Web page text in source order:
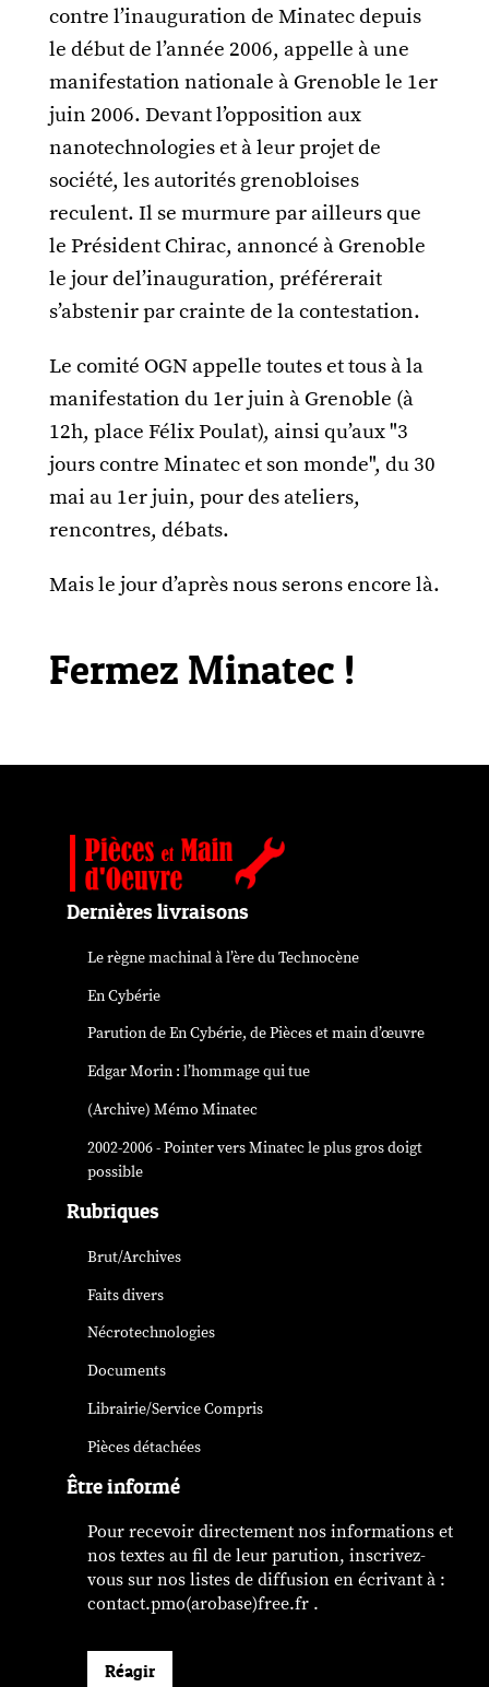
contre l’inauguration de Minatec depuis
le début de l’année 2006, appelle à une
manifestation nationale à Grenoble le 1er
juin 2006. Devant l’opposition aux
nanotechnologies et à leur projet de
société, les autorités grenobloises
reculent. Il se murmure par ailleurs que
le Président Chirac, annoncé à Grenoble
le jour del’inauguration, préférerait
s’abstenir par crainte de la contestation.
Le comité OGN appelle toutes et tous à la
manifestation du 1er juin à Grenoble (à
12h, place Félix Poulat), ainsi qu’aux "3
jours contre Minatec et son monde", du 30
mai au 1er juin, pour des ateliers,
rencontres, débats.
Mais le jour d’après nous serons encore là.
Fermez Minatec !
Dernières livraisons
Le règne machinal à l’ère du Technocène
En Cybérie
Parution deEn Cybérie, de Pièces et main d’œuvre
Edgar Morin : l’hommage qui tue
(Archive) Mémo Minatec
2002-2006 - Pointer vers Minatec le plus gros doigt
possible
Rubriques
Brut/Archives
Faits divers
Nécrotechnologies
Documents
Librairie/Service Compris
Pièces détachées
Être informé
Pour recevoir directement nos informations et
nos textes au fil de leur parution, inscrivez-
vous sur nos listes de diffusion en écrivant à :
contact.pmo(arobase)free.fr .
Réagir